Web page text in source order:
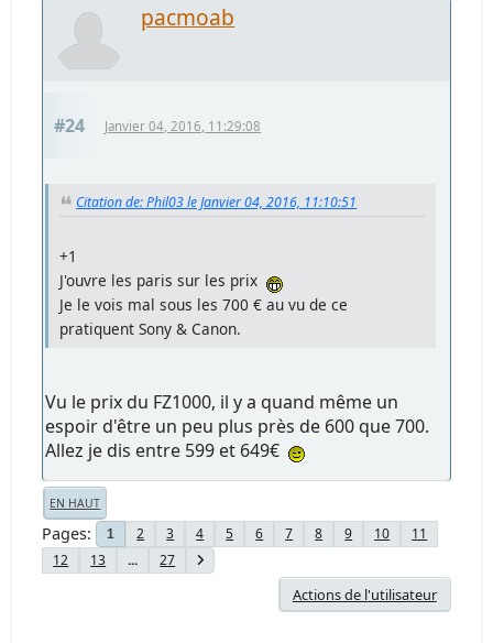
pacmoab
#24 Janvier 04, 2016, 11:29:08
Citation de: Phil03 le Janvier 04, 2016, 11:10:51
+1
J'ouvre les paris sur les prix
Je le vois mal sous les 700 € au vu de ce
pratiquent Sony & Canon.
Vu le prix du FZ1000, il y a quand même un
espoir d'être un peu plus près de 600 que 700.
Allez je dis entre 599 et 649€
EN HAUT
Pages 1 2 3 4 5 6 7 8 9 10
11
12
13 ... 27
Actions de l'utilisateur